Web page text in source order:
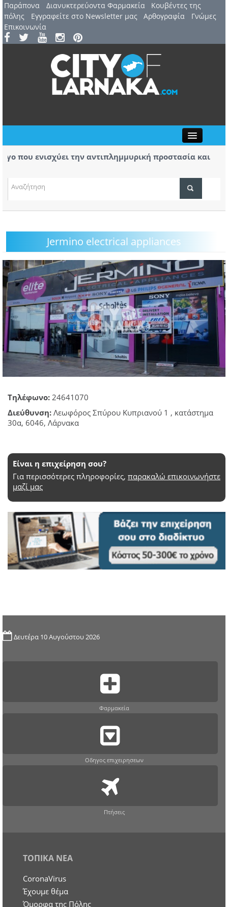
Παράπονα Διανυκτερεύοντα Φαρμακεία
Kουβέντες της
πόλης
Εγγραφείτε στο Newsletter μας Αρθογραφία
Γνώμες
Επικοινωνία
ΤΟΠΙΚΑ ΝΕΑ
GOING OUT
ΕΠΙΧΕΙΡΗΣΕΙΣ
ΘΕΣΕΙΣ ΕΡΓΑΣΙΑΣ
PODCAST
ΠΡΟΣΩΠΑ
ΛΑΡΝΑΚΑ 2030
ΠΕΡΙΣΣΟΤΕΡΑ
που ενισχύει την αντιπλημμυρική προστασία και
της φωτιάς στο Καλό Χωριό ο Πάλμας- «Ουδέν
Jermino electrical appliances
Τηλέφωνο: 24641070
Διεύθυνση: Λεωφόρος Σπύρου Κυπριανού 1 , κατάστημα
30α, 6046, Λάρνακα
Είναι η επιχείρηση σου?
Για περισσότερες πληροφορίες, παρακαλώ επικοινωνήστε
μαζί μας
Δευτέρα 10 Αυγούστου 2026
Φαρμακεία
Οδηγος επιχειρησεων
Πτήσεις
ΤΟΠΙΚΑ ΝΕΑ
CoronaVirus
Έχουμε θέμα
Όμορφα της Πόλης